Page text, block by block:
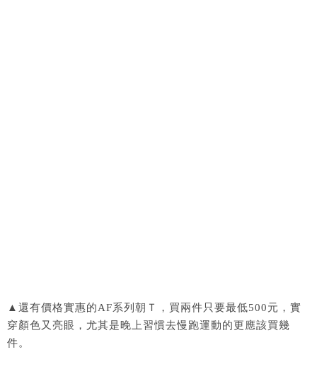
▲還有價格實惠的AF系列朝Ｔ，買兩件只要最低500元，實
穿顏色又亮眼，尤其是晚上習慣去慢跑運動的更應該買幾
件。